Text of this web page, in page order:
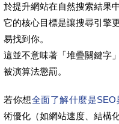
於提升網站在自然搜索結果
它的核心目標是讓搜尋引擎
易找到你。
這並不意味著「堆疊關鍵字
被演算法懲罰。
若你想全面了解什麼是
術優化（如網站速度、結構